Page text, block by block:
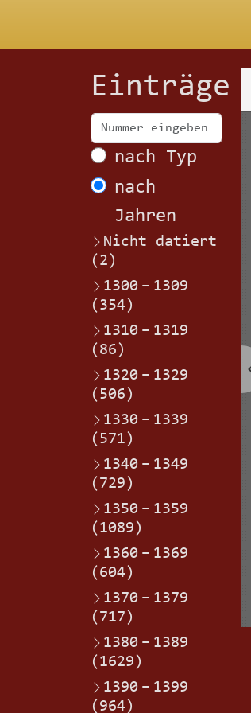
Einträge
nach Typ
nach
Jahren
Nicht datiert
(2)
1300 – 1309
(354)
1310 – 1319
(86)
1320 – 1329
(506)
1330 – 1339
(571)
1340 – 1349
(729)
1350 – 1359
(1089)
1360 – 1369
(604)
1370 – 1379
(717)
1380 – 1389
(1629)
1390 – 1399
(964)